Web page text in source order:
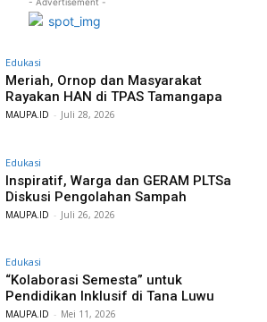
Edukasi
Meriah, Ornop dan Masyarakat
Rayakan HAN di TPAS Tamangapa
MAUPA.ID - Juli 28, 2026
Edukasi
Inspiratif, Warga dan GERAM PLTSa
Diskusi Pengolahan Sampah
MAUPA.ID - Juli 26, 2026
Edukasi
“Kolaborasi Semesta” untuk
Pendidikan Inklusif di Tana Luwu
MAUPA.ID - Mei 11, 2026